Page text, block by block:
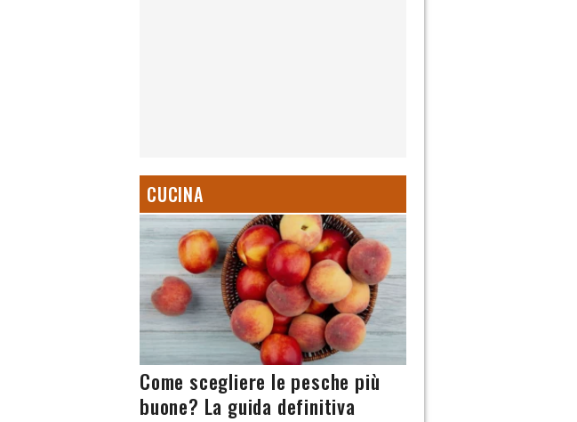
CUCINA
Come scegliere le pesche più
buone? La guida definitiva